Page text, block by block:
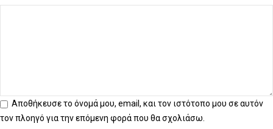
Αποθήκευσε το όνομά μου, email, και τον ιστότοπο μου σε αυτόν
τον πλοηγό για την επόμενη φορά που θα σχολιάσω.